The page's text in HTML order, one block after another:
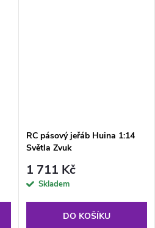
RC pásový jeřáb Huina 1:14
Světla Zvuk
1 711 Kč
Skladem
DO KOŠÍKU